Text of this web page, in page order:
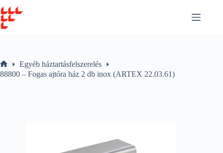
to
content
Home
Egyéb háztartásfelszerelés
88800 – Fogas ajtóra ház 2 db inox (ARTEX 22.03.61)